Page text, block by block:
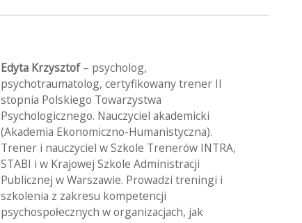
Edyta Krzysztof– psycholog,
psychotraumatolog, certyfikowany trener II
stopnia Polskiego Towarzystwa
Psychologicznego. Nauczyciel akademicki
(Akademia Ekonomiczno-Humanistyczna).
Trener i nauczyciel w Szkole Trenerów INTRA,
STABI i w Krajowej Szkole Administracji
Publicznej w Warszawie. Prowadzi treningi i
szkolenia z zakresu kompetencji
psychospołecznych w organizacjach, jak